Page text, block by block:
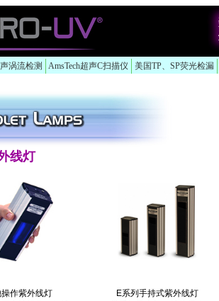
涡流检测 AmsTech超声C扫描仪 美国TP、SP荧光检漏
线灯
作紫外线灯
E系列手持式紫外线灯